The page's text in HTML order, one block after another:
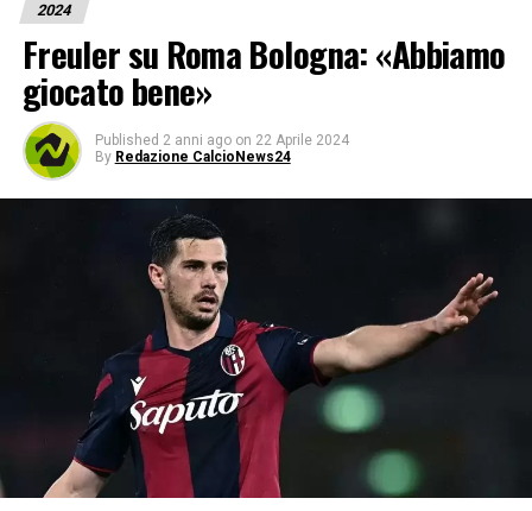
2024
Freuler su Roma Bologna: «Abbiamo
giocato bene»
Published 2 anni ago on 22 Aprile 2024
By Redazione CalcioNews24